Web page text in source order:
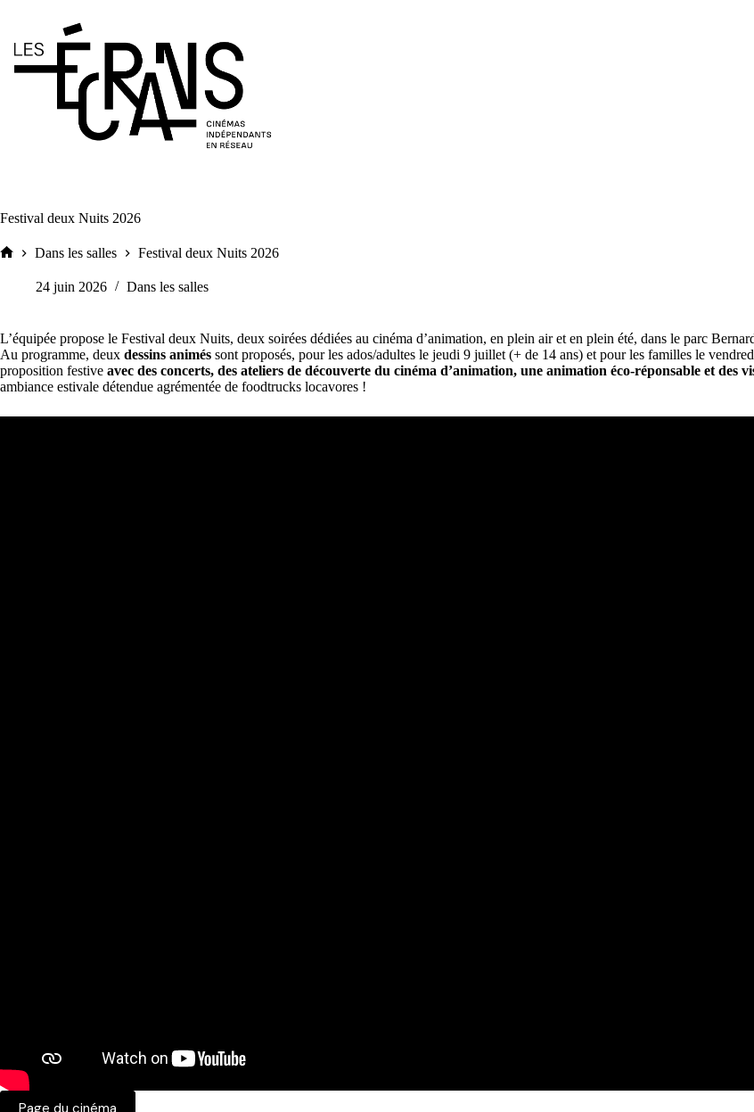
Festival deux Nuits 2026
Dans les salles Festival deux Nuits 2026
24 juin 2026 Dans les salles
L’équipée propose le Festival deux Nuits, deux soirées dédiées au cinéma d’animation, en plein air et en plein été, dans le parc
Au programme, deux dessins animés sont proposés, pour les ados/adultes le jeudi 9 juillet (+ de 14 ans) et pour les familles le
proposition festive avec des concerts, des ateliers de découverte du cinéma d’animation, une animation éco-réponsable et des
ambiance estivale détendue agrémentée de foodtrucks locavores !